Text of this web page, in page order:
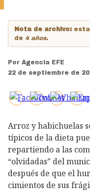
Nota de archivo:
de 4 años.
Por Agencia EFE
22 de septiembre de
Arroz y habichuelas
típicos de la dieta
repartiendo a las
“olvidadas” del
después de que el
cimientos de sus